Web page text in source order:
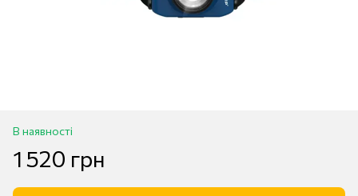
В наявності
1 520 грн